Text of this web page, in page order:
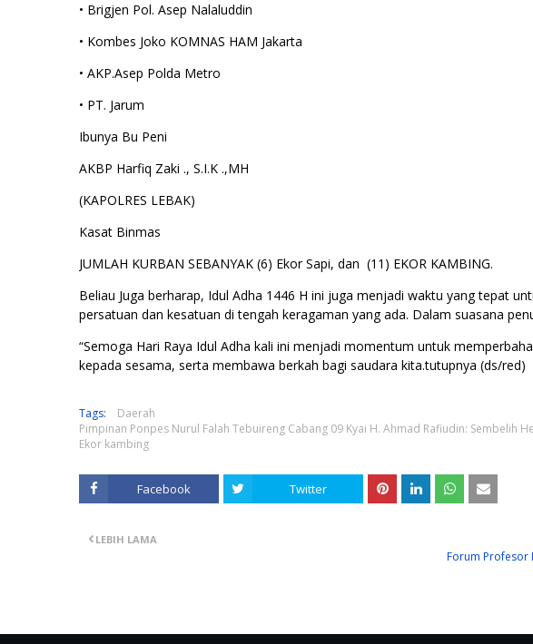
• Brigjen Pol. Asep Nalaluddin
• Kombes Joko KOMNAS HAM Jakarta
• AKP.Asep Polda Metro
• PT. Jarum
Ibunya Bu Peni
AKBP Harfiq Zaki ., S.I.K .,MH
(KAPOLRES LEBAK)
Kasat Binmas
JUMLAH KURBAN SEBANYAK (6) Ekor Sapi, dan (11) EKOR KAMBING.
Beliau Juga berharap, Idul Adha 1446 H ini juga menjadi waktu yang tepat
persatuan dan kesatuan di tengah keragaman yang ada. Dalam suasana
“Semoga Hari Raya Idul Adha kali ini menjadi momentum untuk
kepada sesama, serta membawa berkah bagi saudara kita.tutupnya (ds/red)
Tags:
Daerah
Pimpinan Ponpes Nurul Falah Tebuireng Cabang 09 Kyai H. Ahmad Rafiudin: Sembelih
Ekor kambing
Facebook Twitter
Forum Profesor
LEBIH LAMA